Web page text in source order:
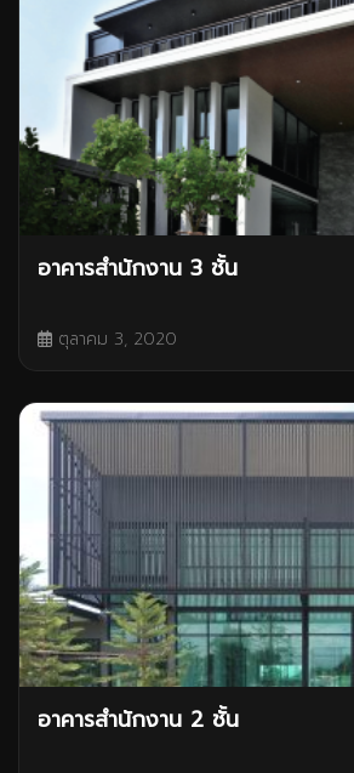
อาคารสำนักงาน 3 ชั้น
ตุลาคม 3, 2020
อาคารสำนักงาน 2 ชั้น